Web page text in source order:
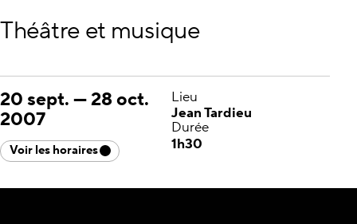
Théâtre et musique
20 sept. —28 oct.
2007
Voir les horaires
Lieu
Jean Tardieu
Durée
1h30